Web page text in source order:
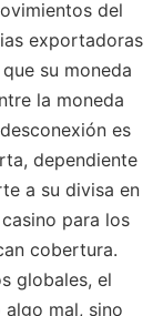
del
exportadoras
su moneda
la moneda
es
dependiente
a su divisa en
para los
cobertura.
globales, el
mal, sino